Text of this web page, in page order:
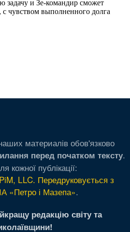
материалів обов'язково
перед початком тексту.
кожної публікації:
LLC. Передруковується з
«Петро і Мазепа».
редакцію світу та